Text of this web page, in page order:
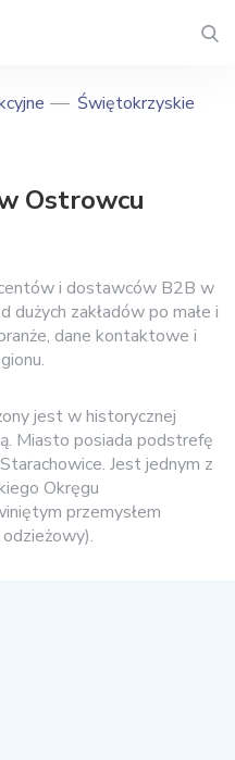
Świętokrzyskie
Ostrowcu
i dostawców B2B w
zakładów po małe i
dane kontaktowe i
jest w historycznej
Miasto posiada podstrefę
Jest jednym z
Okręgu
przemysłem